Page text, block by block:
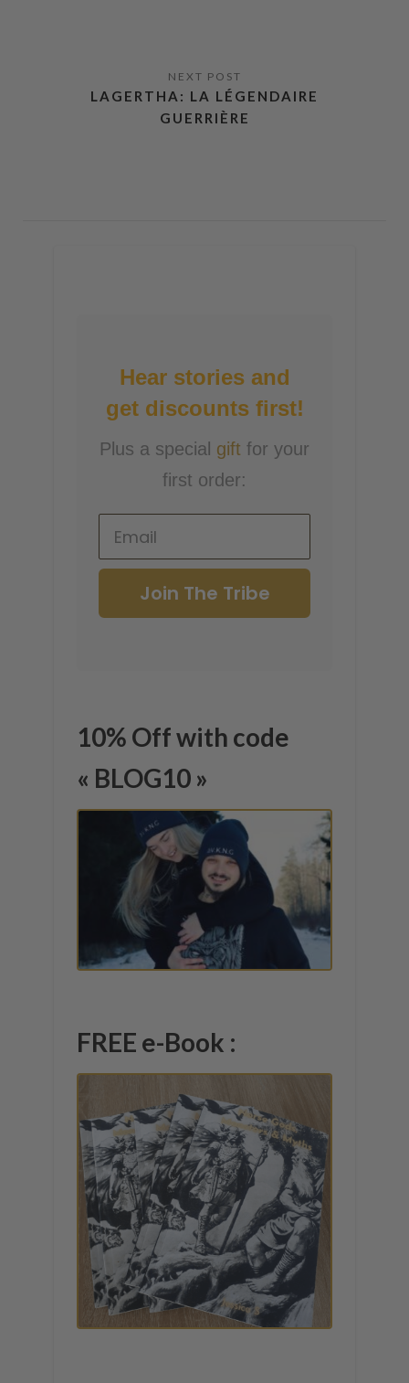
LAGERTHA: LA LÉGENDAIRE
GUERRIÈRE
Hear stories and
get discounts first!
Plus a special gift for your
first order:
Join The Tribe
10% Off with code
« BLOG10 »
FREE e-Book :